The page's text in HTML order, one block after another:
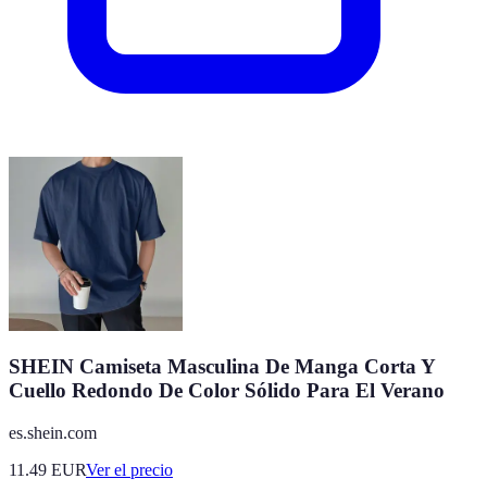
SHEIN Camiseta Masculina De Manga Corta Y
Cuello Redondo De Color Sólido Para El Verano
es.shein.com
11.49 EURVer el precio